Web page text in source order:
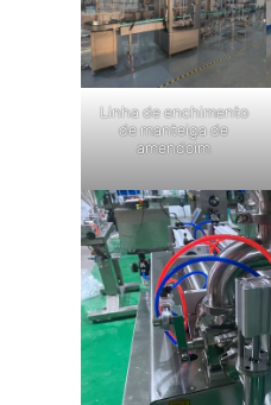
Linha de enchimento
de manteiga de
amendoim